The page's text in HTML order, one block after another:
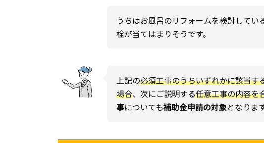
うちはお風呂のリフォームを検討してい
栓が当てはまりそうです。
上記の必須工事のうちいずれかに該当す
場合、次にご説明する任意工事の内容を
事についても補助金申請の対象 となります